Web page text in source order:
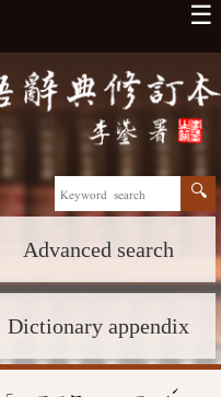
☰
Advanced search
Dictionary appendix
ˊ